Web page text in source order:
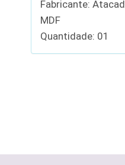
Fabricante:
MDF
Quantidade: 01